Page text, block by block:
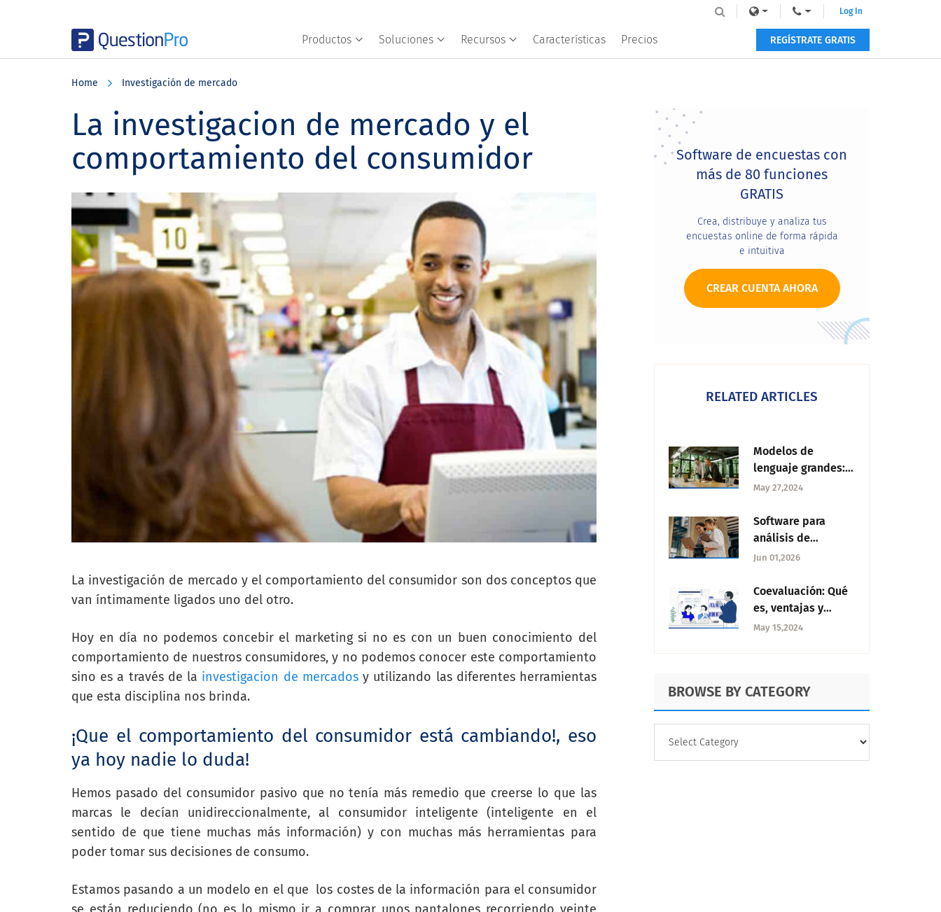
Productos Soluciones Recursos Características Precios
Log In
REGÍSTRATE GRATIS
Home Investigación de mercado
La investigacion de mercado y el
comportamiento del consumidor
La investigación de mercado y el comportamiento del consumidor son dos conceptos que
van íntimamente ligados uno del otro.
Hoy en día no podemos concebir el marketing si no es con un buen conocimiento del
comportamiento de nuestros consumidores, y no podemos conocer este comportamiento
sino es a través de la investigacion de mercadosy utilizando las diferentes herramientas
que esta disciplina nos brinda.
¡Que el comportamiento del consumidor está cambiando!, eso
ya hoy nadie lo duda!
Hemos pasado del consumidor pasivo que no tenía más remedio que creerse lo que las
marcas le decían unidireccionalmente, al consumidor inteligente (inteligente en el
sentido de que tiene muchas más información) y con muchas más herramientas para
poder tomar sus decisiones de consumo.
Estamos pasando a un modelo en el que los costes de la información para el consumidor
Primary
Sidebar
Software de encuestas con
más de 80 funciones
GRATIS
Crea, distribuye y analiza tus
encuestas online de forma rápida
e intuitiva
CREAR CUENTA AHORA
RELATED ARTICLES
Modelos de
lenguaje grandes:
Qué son, tipos y
May 27,2024
Software para
análisis de
sentimiento:
alternativas
Jun 01,2026
Coevaluación: Qué
es, ventajas y
pasos para
May 15,2024
BROWSE BY CATEGORY
CATEGORY